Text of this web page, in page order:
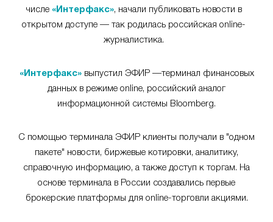
числе «Интерфакс», начали публиковать новости в
открытом доступе — так родилась российская online-
журналистика.
«Интерфакс»выпустил ЭФИР —терминал финансовых
данных в режиме online, российский аналог
информационной системы Bloomberg.
С помощью терминала ЭФИР клиенты получали в "одном
пакете" новости, биржевые котировки, аналитику,
справочную информацию, а также доступ к торгам. На
основе терминала в России создавались первые
брокерские платформы для online-торговли акциями.